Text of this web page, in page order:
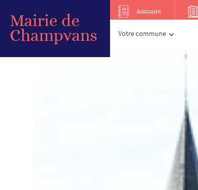
Mairie de
Champvans
Annuaire
Votre commune